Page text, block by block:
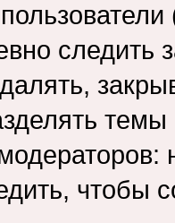
следить
чтобы